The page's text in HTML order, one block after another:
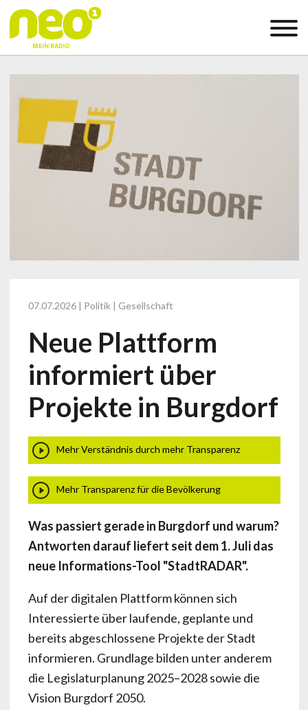
07.07.2026 | Politik | Gesellschaft
Neue Plattform
informiert über
Projekte in Burgdorf
Mehr Verständnis durch mehr Transparenz
Mehr Transparenz für die Bevölkerung
Was passiert gerade in Burgdorf und warum?
Antworten darauf liefert seit dem 1. Juli das
neue Informations-Tool "StadtRADAR".
Auf der digitalen Plattform können sich
Interessierte über laufende, geplante und
bereits abgeschlossene Projekte der Stadt
informieren. Grundlage bilden unter anderem
die Legislaturplanung 2025–2028 sowie die
Vision Burgdorf 2050.